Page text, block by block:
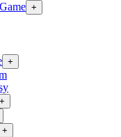
+
+
+
+